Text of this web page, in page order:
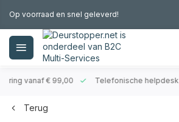
Op voorraad en snel geleverd!
vanaf € 99,00 Telefonische helpdesk
Terug